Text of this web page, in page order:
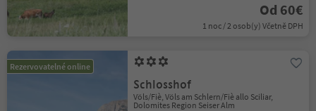
Od 60€
1 noc / 2 osob(y) Včetně DPH
Rezervovatelné online
Schlosshof
Völs/Fiè, Völs am Schlern/Fiè allo Sciliar,
Dolomites Region Seiser Alm